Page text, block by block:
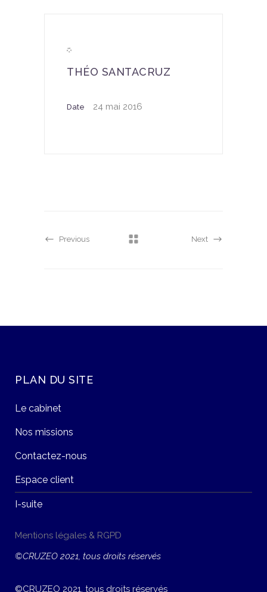
THÉO SANTACRUZ
Date 24 mai 2016
Previous Next
PLAN DU SITE
Le cabinet
Nos missions
Contactez-nous
Espace client
I-suite
Mentions légales & RGPD
©CRUZEO 2021, tous droits réservés
©CRUZEO 2021, tous droits réservés